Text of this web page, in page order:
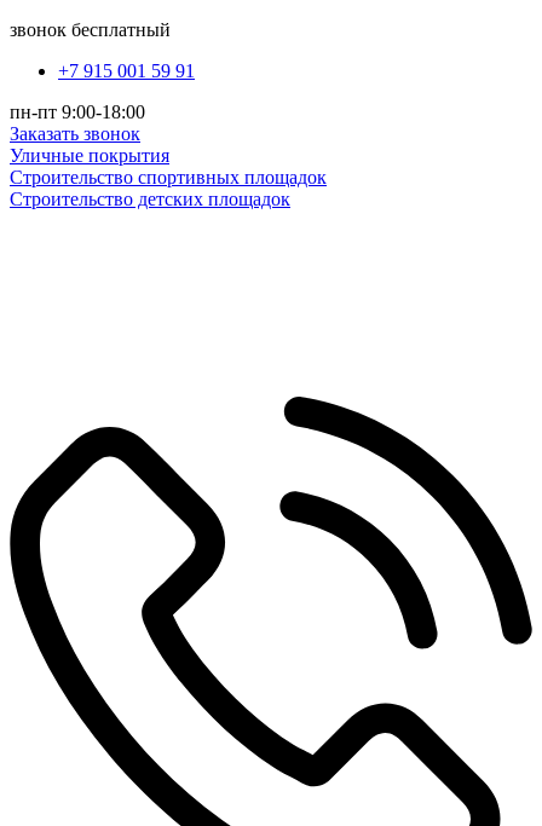
звонок бесплатный
+7 915 001 59 91
пн-пт 9:00-18:00
Заказать звонок
Уличные покрытия
Строительство спортивных площадок
Строительство детских площадок